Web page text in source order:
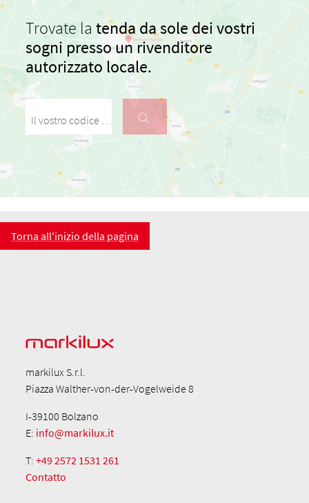
Trovate latenda da sole dei vostri
sogni presso un rivenditore
autorizzato locale.
Il vostro codice postale / la vostra città
Torna all'inizio della pagina
markilux S.r.l.
Piazza Walther-von-der-Vogelweide 8
I-39100 Bolzano
E: info@markilux.it
T:+49 2572 1531 261
Contatto